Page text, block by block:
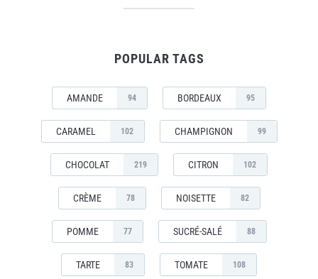
POPULAR TAGS
AMANDE 94 BORDEAUX 95
CARAMEL 102 CHAMPIGNON 99
CHOCOLAT 219 CITRON 102
CRÈME 78 NOISETTE 82
POMME 77 SUCRÉ-SALÉ 88
TARTE 83 TOMATE 108